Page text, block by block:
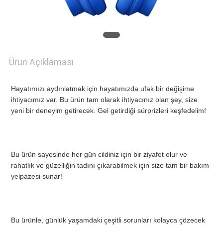
İSTE
SITE
GIZLILIK
POLITIKASI
Ürün Açıklaması
Hayatımızı aydınlatmak için hayatımızda ufak bir değişime
ihtiyacımız var. Bu ürün tam olarak ihtiyacınız olan şey, size
yeni bir deneyim getirecek. Gel getirdiği sürprizleri keşfedelim!
Bu ürün sayesinde her gün cildiniz için bir ziyafet olur ve
rahatlık ve güzelliğin tadını çıkarabilmek için size tam bir bakım
yelpazesi sunar!
Bu ürünle, günlük yaşamdaki çeşitli sorunları kolayca çözecek